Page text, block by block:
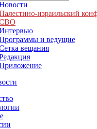
израильский
и ведущие
вещания